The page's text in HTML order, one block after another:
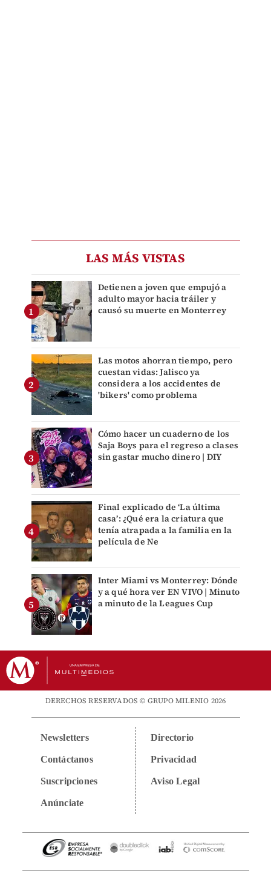
LAS MÁS VISTAS
Detienen a joven que empujó a
adulto mayor hacia tráiler y
causó su muerte en Monterrey
Las motos ahorran tiempo, pero
cuestan vidas: Jalisco ya
considera a los accidentes de
'bikers' como problema
Cómo hacer un cuaderno de los
Saja Boys para el regreso a clases
sin gastar mucho dinero | DIY
Final explicado de ‘La última
casa’: ¿Qué era la criatura que
tenía atrapada a la familia en la
película de Ne
Inter Miami vs Monterrey: Dónde
y a qué hora ver EN VIVO | Minuto
a minuto de la Leagues Cup
DERECHOS RESERVADOS © GRUPO MILENIO 2026
Newsletters
Contáctanos
Suscripciones
Anúnciate
Directorio
Privacidad
Aviso Legal